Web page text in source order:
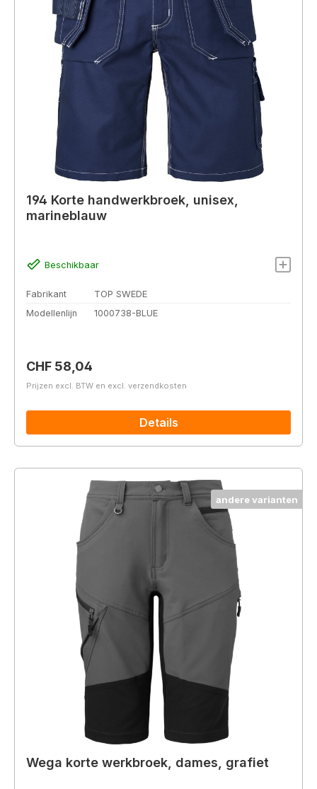
194 Korte handwerkbroek, unisex,
marineblauw
Beschikbaar
Fabrikant
TOP SWEDE
Modellenlijn
1000738-BLUE
Normale prijs:
CHF 58,04
Prijzen excl. BTW en excl. verzendkosten
Details
andere varianten
Wega korte werkbroek, dames, grafiet